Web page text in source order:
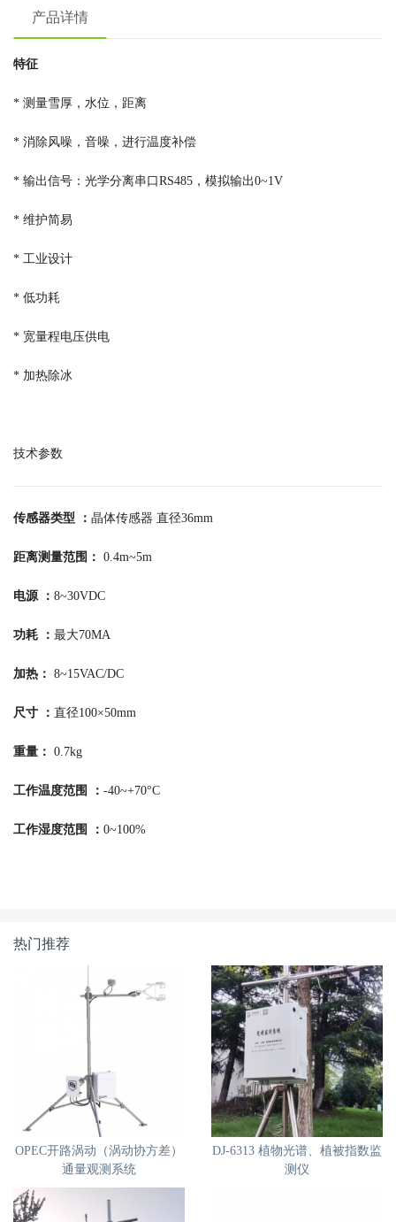
产品详情
特征
* 测量雪厚，水位，距离
* 消除风噪，音噪，进行温度补偿
* 输出信号：光学分离串口RS485，模拟输出0~1V
* 维护简易
* 工业设计
* 低功耗
* 宽量程电压供电
* 加热除冰
技术参数
传感器类型 ： 晶体传感器 直径36mm
距离测量范围： 0.4m~5m
电源 ： 8~30VDC
功耗 ： 最大70MA
加热： 8~15VAC/DC
尺寸 ： 直径100×50mm
重量： 0.7kg
工作温度范围 ： -40~+70°C
工作湿度范围 ： 0~100%
热门推荐
OPEC开路涡动（涡动协方差）
通量观测系统
DJ-6313 植物光谱、植被指数监
测仪